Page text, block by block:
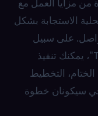
من مزايا العمل مع
الاستجابة بشكل
على سبيل
المثال، من خلال العمل مع "Türk Bilişim"، يمكنك تنفيذ
التخطيط
سيكونان خطوة